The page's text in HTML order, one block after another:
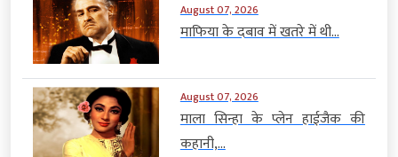
August 07, 2026
माफिया के दबाव में खतरे में थी...
August 07, 2026
माला सिन्हा के प्लेन हाईजैक की
कहानी,...